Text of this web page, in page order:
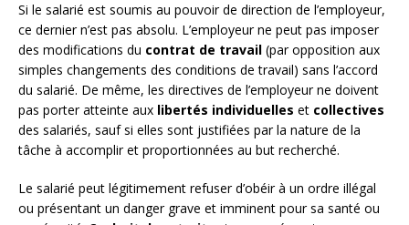
Si le salarié est soumis au pouvoir de direction de l’employeur,
ce dernier n’est pas absolu. L’employeur ne peut pas imposer
des modifications du contrat de travail (par opposition aux
simples changements des conditions de travail) sans l’accord
du salarié. De même, les directives de l’employeur ne doivent
pas porter atteinte aux libertés individuelles et collectives
des salariés, sauf si elles sont justifiées par la nature de la
tâche à accomplir et proportionnées au but recherché.
Le salarié peut légitimement refuser d’obéir à un ordre illégal
ou présentant un danger grave et imminent pour sa santé ou